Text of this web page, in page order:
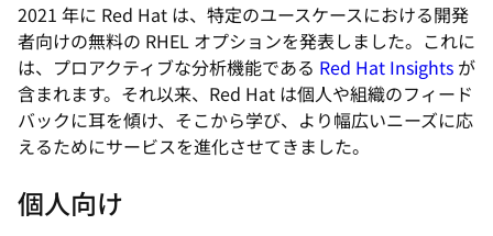
2021 年に Red Hat は、特定のユースケースにおける開発
者向けの無料の RHEL オプションを発表しました。これに
は、プロアクティブな分析機能である Red Hat Insights が
含まれます。それ以来、Red Hat は個人や組織のフィード
バックに耳を傾け、そこから学び、より幅広いニーズに応
えるためにサービスを進化させてきました。
個人向け